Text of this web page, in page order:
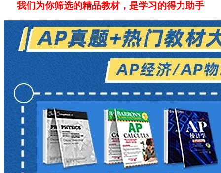
我们为你筛选的精品教材，是学习的得力助手